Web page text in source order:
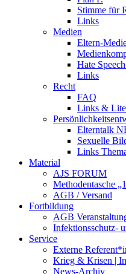
Stimme für
Links
Medien
Eltern-
Hate
Links
Recht
FAQ
Links &
Elterntalk
Sexuelle
Links
Material
AJS FORUM
Methodentasche
AGB / Versand
Fortbildung
AGB
Infektionsschutz-
Service
Externe
Krieg & Krisen |
News-Archiv